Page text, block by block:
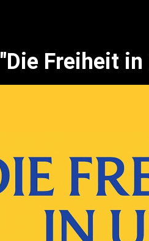
"Die Freiheit